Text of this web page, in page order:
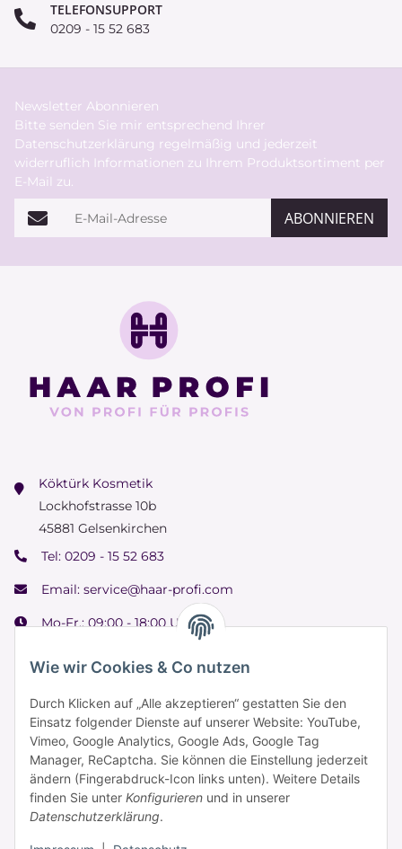
Wie wir Cookies & Co nutzen
Durch Klicken auf „Alle akzeptieren“ gestatten Sie den
Einsatz folgender Dienste auf unserer Website: YouTube,
Vimeo, Google Analytics, Google Ads, Google Tag
Manager, ReCaptcha. Sie können die Einstellung jederzeit
ändern (Fingerabdruck-Icon links unten). Weitere Details
finden Sie unter Konfigurieren und in unserer
Datenschutzerklärung.
TELEFONSUPPORT
0209 - 15 52 683
Newsletter Abonnieren
Bitte senden Sie mir entsprechend Ihrer
Datenschutzerklärung regelmäßig und jederzeit
widerruflich Informationen zu Ihrem Produktsortiment per
E-Mail zu.
E-Mail-Adresse ABONNIEREN
Köktürk Kosmetik
Lockhofstrasse 10b
45881 Gelsenkirchen
Tel: 0209 - 15 52 683
Email: service@haar-profi.com
Mo-Fr.: 09:00 - 18:00 Uhr
Samstag: 09:00 - 15:00 Uhr
Informationen
Zahlung & Versand